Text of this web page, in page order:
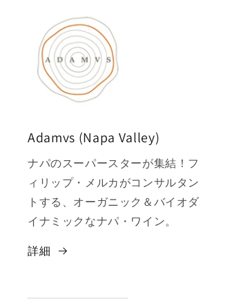
Adamvs (Napa Valley)
ナパのスーパースターが集結！フ
ィリップ・メルカがコンサルタン
トする、オーガニック＆バイオダ
イナミックなナパ・ワイン。
詳細